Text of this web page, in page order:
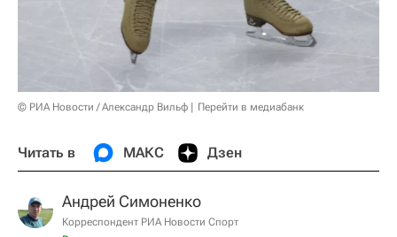
© РИА Новости / Александр Вильф Перейти в медиабанк
Читать в МАКС Дзен
Андрей Симоненко
Корреспондент РИА Новости Спорт